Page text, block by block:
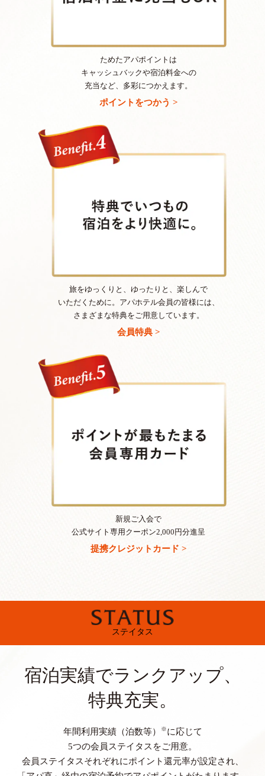
ためたアパポイントは
キャッシュバックや宿泊料金への
充当など、多彩につかえます。
ポイントをつかう >
旅をゆっくりと、ゆったりと、楽しんで
いただくために。アパホテル会員の皆様には、
さまざまな特典をご用意しています。
会員特典 >
新規ご入会で
公式サイト専用クーポン2,000円分進呈
提携クレジットカード >
ステイタス
宿泊実績でランクアップ、
特典充実。
年間利用実績（泊数等） ※に応じて
5つの会員ステイタスをご用意。
会員ステイタスそれぞれにポイント還元率が設定され、